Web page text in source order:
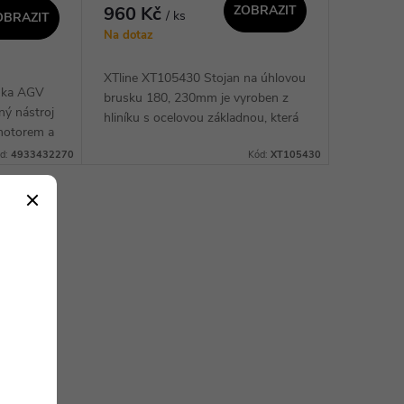
AGV
nástroj
a
4933432270
960 Kč / ks
Na dotaz
ZOBRAZIT
XTline XT105430 Stojan na úhlovou
brusku 180, 230mm je vyroben z
hliníku s ocelovou základnou, která
řezání. Je určen pro použití s
Kód: XT105430